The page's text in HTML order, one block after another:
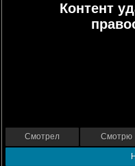
Контент
Смотрел Смотрю